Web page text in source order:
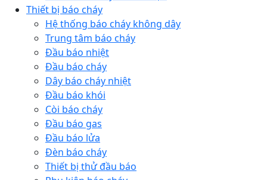
Thiết bị báo cháy
Hệ thống báo cháy không dây
Trung tâm báo cháy
Đầu báo nhiệt
Đầu báo cháy
Dây báo cháy nhiệt
Đầu báo khói
Còi báo cháy
Đầu báo gas
Đầu báo lửa
Đèn báo cháy
Thiết bị thử đầu báo